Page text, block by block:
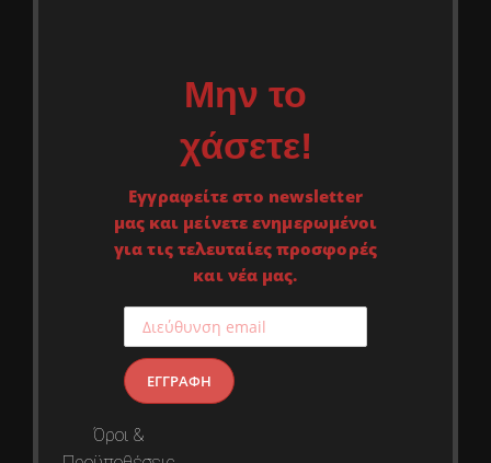
Μην το
χάσετε!
Εγγραφείτε στο newsletter
μας και μείνετε ενημερωμένοι
για τις τελευταίες προσφορές
και νέα μας.
Όροι &